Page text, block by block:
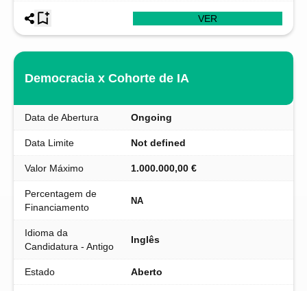
VER
Democracia x Cohorte de IA
Data de Abertura Ongoing
Data Limite Not defined
Valor Máximo 1.000.000,00 €
Percentagem de
Financiamento
NA
Idioma da
Candidatura - Antigo
Inglês
Estado Aberto